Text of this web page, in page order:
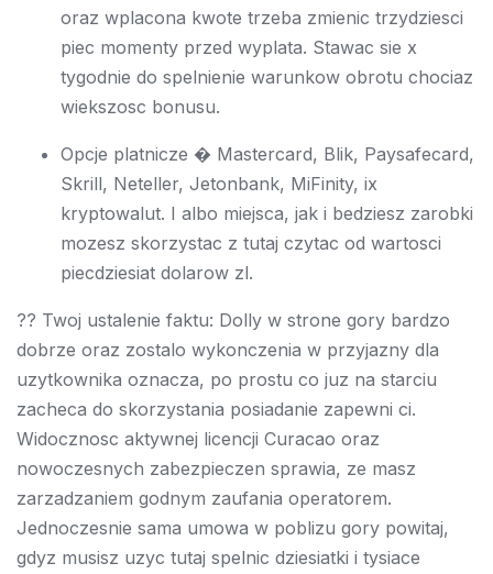
oraz wplacona kwote trzeba zmienic trzydziesci
piec momenty przed wyplata. Stawac sie x
tygodnie do spelnienie warunkow obrotu chociaz
wiekszosc bonusu.
Opcje platnicze � Mastercard, Blik, Paysafecard,
Skrill, Neteller, Jetonbank, MiFinity, ix
kryptowalut. I albo miejsca, jak i bedziesz zarobki
mozesz skorzystac z tutaj czytac od wartosci
piecdziesiat dolarow zl.
?? Twoj ustalenie faktu: Dolly w strone gory bardzo
dobrze oraz zostalo wykonczenia w przyjazny dla
uzytkownika oznacza, po prostu co juz na starciu
zacheca do skorzystania posiadanie zapewni ci.
Widocznosc aktywnej licencji Curacao oraz
nowoczesnych zabezpieczen sprawia, ze masz
zarzadzaniem godnym zaufania operatorem.
Jednoczesnie sama umowa w poblizu gory powitaj,
gdyz musisz uzyc tutaj spelnic dziesiatki i tysiace